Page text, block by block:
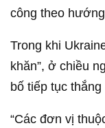
công theo
Trong khi
khăn”, ở chiều
bố tiếp tục
“Các đơn vị